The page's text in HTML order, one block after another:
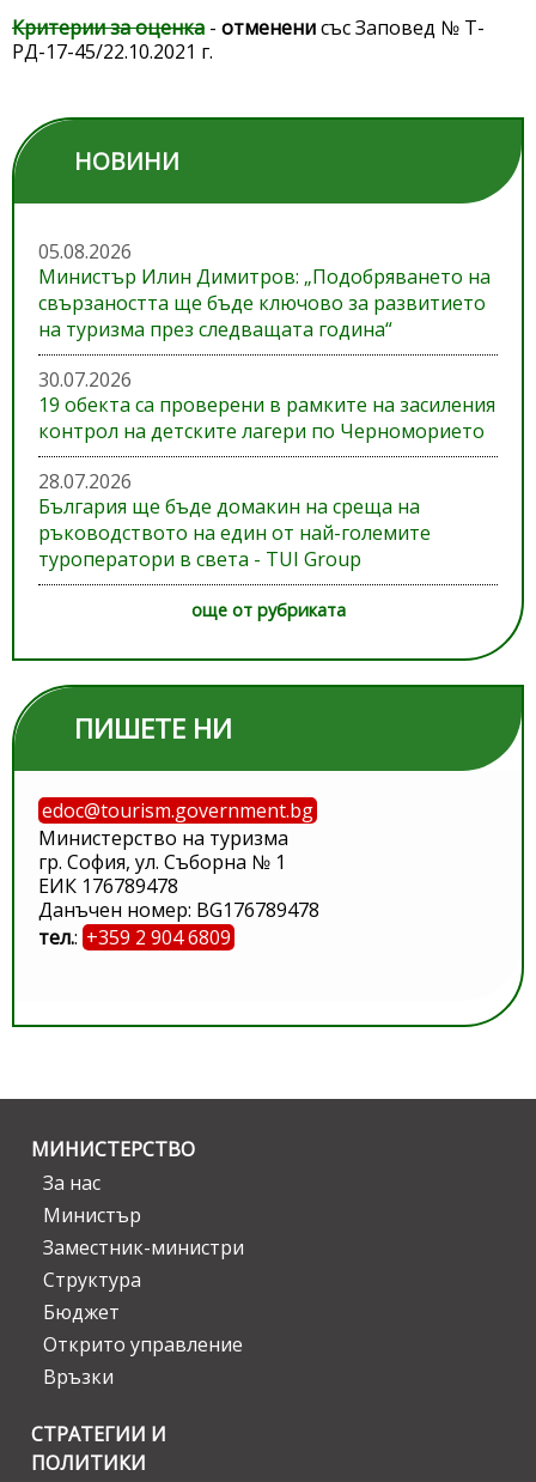
Критерии за оценка - отмененисъс Заповед № Т-
РД-17-45/22.10.2021 г.
НОВИНИ
05.08.2026
Министър Илин Димитров: „Подобряването на
свързаността ще бъде ключово за развитието
на туризма през следващата година“
30.07.2026
19 обекта са проверени в рамките на засиления
контрол на детските лагери по Черноморието
28.07.2026
България ще бъде домакин на среща на
ръководството на един от най-големите
туроператори в света - TUI Group
още от рубриката
ПИШЕТЕ НИ
edoc@tourism.government.bg
Министерство на туризма
гр. София, ул. Съборна № 1
ЕИК 176789478
Данъчен номер: BG176789478
тел.: +359 2 904 6809
МИНИСТЕРСТВО
За нас
Министър
Заместник-министри
Структура
Бюджет
Открито управление
Връзки
СТРАТЕГИИ И
ПОЛИТИКИ